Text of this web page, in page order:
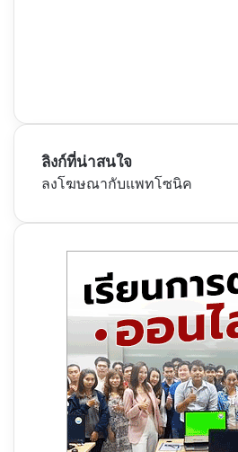
ลิงก์ที่น่าสนใจ
ลงโฆษณากับแพทโซนิค